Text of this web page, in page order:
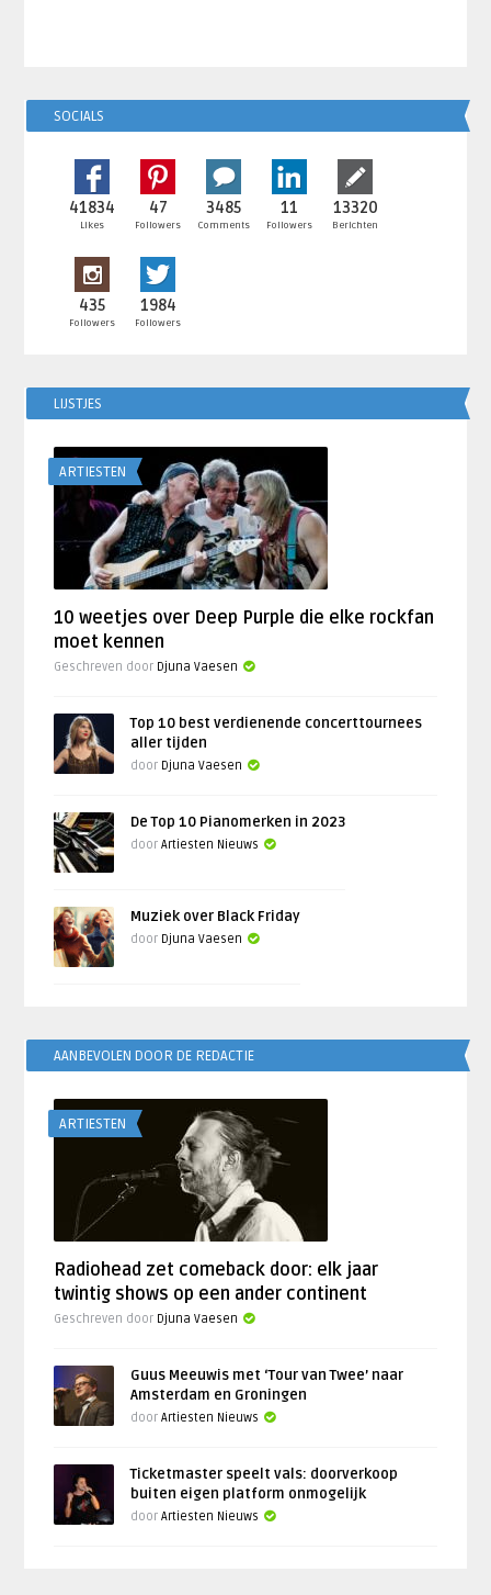
SOCIALS
41834
Likes
47
Followers
3485
Comments
11
Followers
13320
Berichten
435
Followers
1984
Followers
LIJSTJES
ARTIESTEN
10 weetjes over Deep Purple die elke rockfan
moet kennen
Geschreven door Djuna Vaesen
Top 10 best verdienende concerttournees
aller tijden
door Djuna Vaesen
De Top 10 Pianomerken in 2023
doorArtiesten Nieuws
Muziek over Black Friday
door Djuna Vaesen
AANBEVOLEN DOOR DE REDACTIE
ARTIESTEN
Radiohead zet comeback door: elk jaar
twintig shows op een ander continent
Geschreven door Djuna Vaesen
Guus Meeuwis met ‘Tour van Twee’ naar
Amsterdam en Groningen
doorArtiesten Nieuws
Ticketmaster speelt vals: doorverkoop
buiten eigen platform onmogelijk
doorArtiesten Nieuws